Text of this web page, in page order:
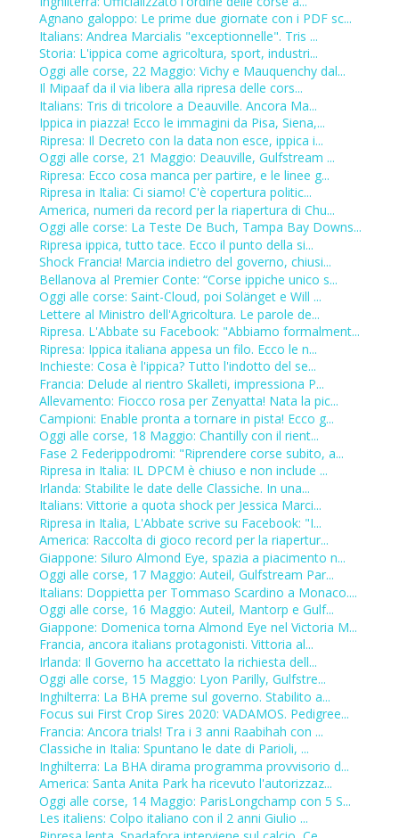
Agnano galoppo: Le prime due giornate con i PDF sc...
Italians: Andrea Marcialis "exceptionnelle". Tris ...
Storia: L'ippica come agricoltura, sport, industri...
Oggi alle corse, 22 Maggio: Vichy e Mauquenchy dal...
Il Mipaaf da il via libera alla ripresa delle cors...
Italians: Tris di tricolore a Deauville. Ancora Ma...
Ippica in piazza! Ecco le immagini da Pisa, Siena,...
Ripresa: Il Decreto con la data non esce, ippica i...
Oggi alle corse, 21 Maggio: Deauville, Gulfstream ...
Ripresa: Ecco cosa manca per partire, e le linee g...
Ripresa in Italia: Ci siamo! C'è copertura politic...
America, numeri da record per la riapertura di Chu...
Oggi alle corse: La Teste De Buch, Tampa Bay Downs...
Ripresa ippica, tutto tace. Ecco il punto della si...
Shock Francia! Marcia indietro del governo, chiusi...
Bellanova al Premier Conte: “Corse ippiche unico s...
Oggi alle corse: Saint-Cloud, poi Solänget e Will ...
Lettere al Ministro dell'Agricoltura. Le parole de...
Ripresa. L'Abbate su Facebook: "Abbiamo formalment...
Ripresa: Ippica italiana appesa un filo. Ecco le n...
Inchieste: Cosa è l'ippica? Tutto l'indotto del se...
Francia: Delude al rientro Skalleti, impressiona P...
Allevamento: Fiocco rosa per Zenyatta! Nata la pic...
Campioni: Enable pronta a tornare in pista! Ecco g...
Oggi alle corse, 18 Maggio: Chantilly con il rient...
Fase 2 Federippodromi: "Riprendere corse subito, a...
Ripresa in Italia: IL DPCM è chiuso e non include ...
Irlanda: Stabilite le date delle Classiche. In una...
Italians: Vittorie a quota shock per Jessica Marci...
Ripresa in Italia, L'Abbate scrive su Facebook: "I...
America: Raccolta di gioco record per la riapertur...
Giappone: Siluro Almond Eye, spazia a piacimento n...
Oggi alle corse, 17 Maggio: Auteil, Gulfstream Par...
Italians: Doppietta per Tommaso Scardino a Monaco....
Oggi alle corse, 16 Maggio: Auteil, Mantorp e Gulf...
Giappone: Domenica torna Almond Eye nel Victoria M...
Francia, ancora italians protagonisti. Vittoria al...
Irlanda: Il Governo ha accettato la richiesta dell...
Oggi alle corse, 15 Maggio: Lyon Parilly, Gulfstre...
Inghilterra: La BHA preme sul governo. Stabilito a...
Focus sui First Crop Sires 2020: VADAMOS. Pedigree...
Francia: Ancora trials! Tra i 3 anni Raabihah con ...
Classiche in Italia: Spuntano le date di Parioli, ...
Inghilterra: La BHA dirama programma provvisorio d...
America: Santa Anita Park ha ricevuto l'autorizzaz...
Oggi alle corse, 14 Maggio: ParisLongchamp con 5 S...
Les italiens: Colpo italiano con il 2 anni Giulio ...